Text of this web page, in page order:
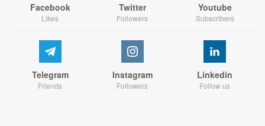
Facebook
Likes
Twitter
Followers
Youtube
Subscribers
Telegram
Friends
Instagram
Followers
Linkedin
Follow us